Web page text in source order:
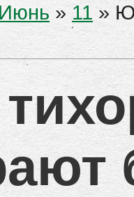
Июнь » 11 »